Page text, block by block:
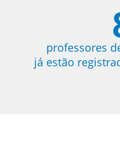
professores
já estão